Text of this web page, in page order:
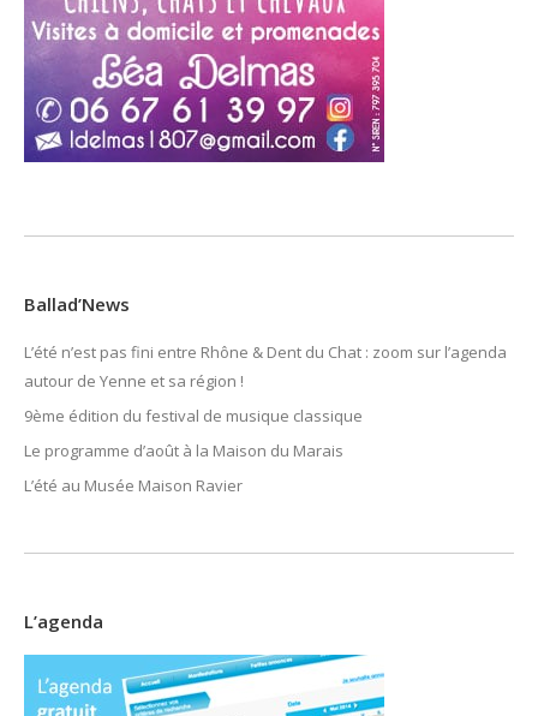
Ballad’News
L’été n’est pas fini entre Rhône & Dent du Chat : zoom sur l’agenda
autour de Yenne et sa région !
9ème édition du festival de musique classique
Le programme d’août à la Maison du Marais
L’été au Musée Maison Ravier
L’agenda